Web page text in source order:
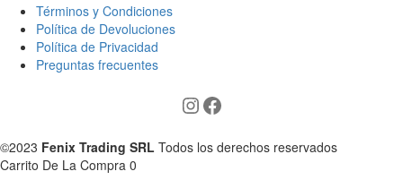
Términos y Condiciones
Política de Devoluciones
Política de Privacidad
Preguntas frecuentes
©2023 Fenix Trading SRL Todos los derechos reservados
Carrito De La Compra 0